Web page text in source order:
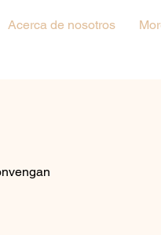
Acerca de nosotros